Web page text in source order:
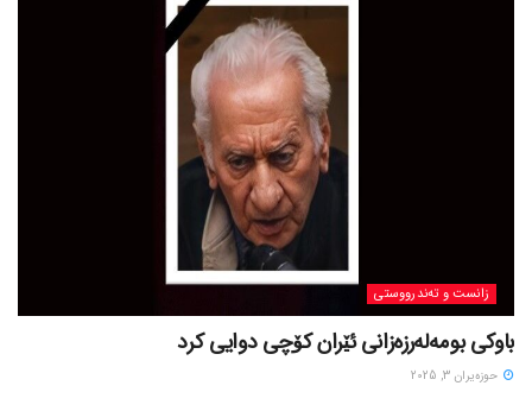
زانست و تەندرووستی
باوکی بومەلەرزەزانی ئێران کۆچی دوایی کرد
حوزه‌یران 3, 2025